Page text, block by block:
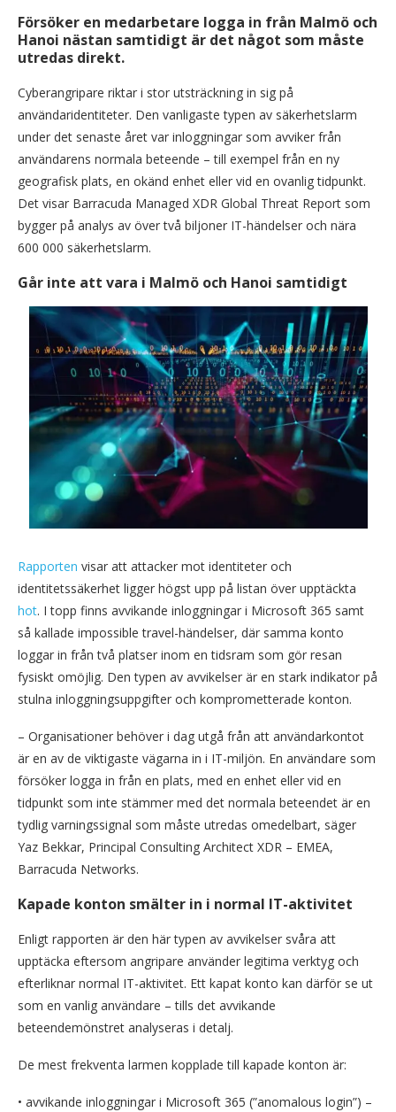
Försöker en medarbetare logga in från Malmö och
Hanoi nästan samtidigt är det något som måste
utredas direkt.
Cyberangripare riktar i stor utsträckning in sig på
användaridentiteter. Den vanligaste typen av säkerhetslarm
under det senaste året var inloggningar som avviker från
användarens normala beteende – till exempel från en ny
geografisk plats, en okänd enhet eller vid en ovanlig tidpunkt.
Det visar Barracuda Managed XDR Global Threat Report som
bygger på analys av över två biljoner IT-händelser och nära
600 000 säkerhetslarm.
Går inte att vara i Malmö och Hanoi samtidigt
Rapporten visar att attacker mot identiteter och
identitetssäkerhet ligger högst upp på listan över upptäckta
hot. I topp finns avvikande inloggningar i Microsoft 365 samt
så kallade impossible travel-händelser, där samma konto
loggar in från två platser inom en tidsram som gör resan
fysiskt omöjlig. Den typen av avvikelser är en stark indikator på
stulna inloggningsuppgifter och komprometterade konton.
– Organisationer behöver i dag utgå från att användarkontot
är en av de viktigaste vägarna in i IT-miljön. En användare som
försöker logga in från en plats, med en enhet eller vid en
tidpunkt som inte stämmer med det normala beteendet är en
tydlig varningssignal som måste utredas omedelbart, säger
Yaz Bekkar, Principal Consulting Architect XDR – EMEA,
Barracuda Networks.
Kapade konton smälter in i normal IT-aktivitet
Enligt rapporten är den här typen av avvikelser svåra att
upptäcka eftersom angripare använder legitima verktyg och
efterliknar normal IT-aktivitet. Ett kapat konto kan därför se ut
som en vanlig användare – tills det avvikande
beteendemönstret analyseras i detalj.
De mest frekventa larmen kopplade till kapade konton är:
• avvikande inloggningar i Microsoft 365 (”anomalous login”) –